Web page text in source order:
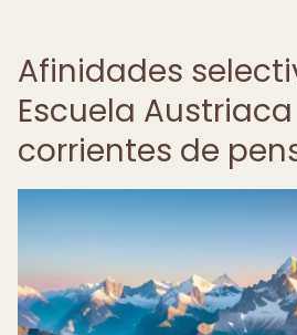
Afinidades
Escuela
corrientes de